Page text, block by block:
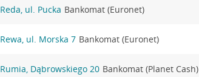
Reda, ul. Pucka Bankomat (Euronet)
Rewa, ul. Morska 7 Bankomat (Euronet)
Rumia, Dąbrowskiego 20 Bankomat (Planet Cash)